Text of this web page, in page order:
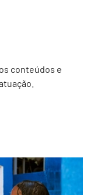
conteúdos e